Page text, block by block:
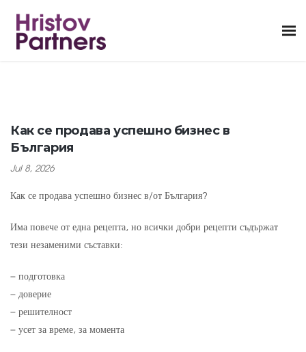
Как се продава успешно бизнес в
България
Jul 8, 2026
Как се продава успешно бизнес в/от България?
Има повече от една рецепта, но всички добри рецепти съдържат
тези незаменими съставки:
– подготовка
– доверие
– решителност
– усет за време, за момента